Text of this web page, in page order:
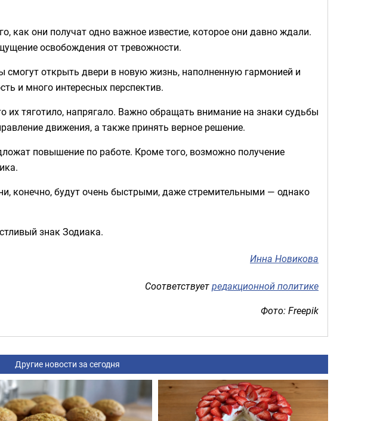
как они получат одно важное известие, которое они давно ждали.
освобождения от тревожности.
смогут открыть двери в новую жизнь, наполненную гармонией и
и много интересных перспектив.
их тяготило, напрягало. Важно обращать внимание на знаки судьбы
движения, а также принять верное решение.
повышение по работе. Кроме того, возможно получение
конечно, будут очень быстрыми, даже стремительными — однако
знак Зодиака.
Инна Новикова
Соответствуетредакционной политике
Фото: Freepik
Другие новости за сегодня